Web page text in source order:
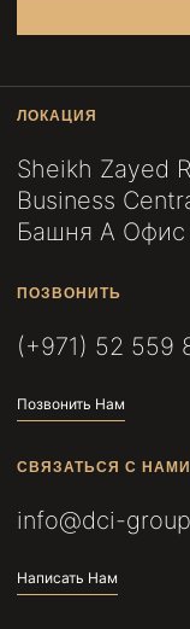
ЛОКАЦИЯ
Sheikh Zayed
Business
Башня A Офис
ПОЗВОНИТЬ
(+971) 52 559
Позвонить Нам
СВЯЗАТЬСЯ С НАМИ
info@dci-
Написать Нам